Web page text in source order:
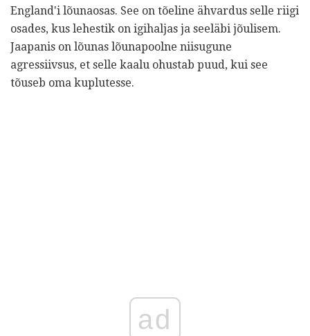
England'i lõunaosas. See on tõeline ähvardus selle riigi
osades, kus lehestik on igihaljas ja seeläbi jõulisem.
Jaapanis on lõunas lõunapoolne niisugune
agressiivsus, et selle kaalu ohustab puud, kui see
tõuseb oma kuplutesse.
ad